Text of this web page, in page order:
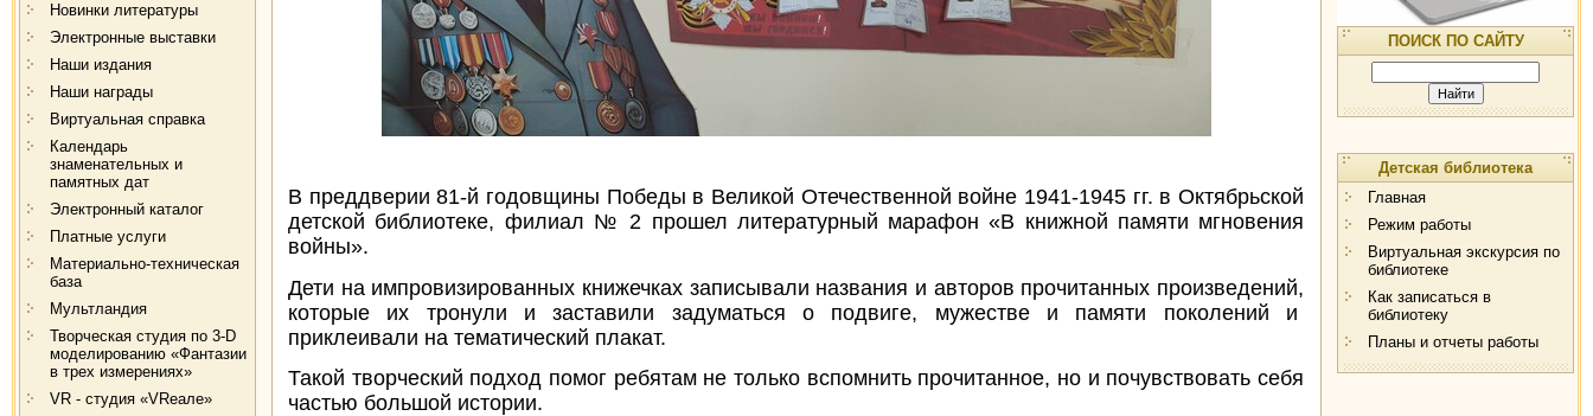
Новинки литературы
Электронные выставки
Наши издания
Наши награды
Виртуальная справка
Календарь
знаменательных и
памятных дат
Электронный каталог
Платные услуги
Материально-техническая
база
Мультландия
Творческая студия по 3-D
моделированию «Фантазии
в трех измерениях»
VR - студия «VRеале»
В преддверии 81-й годовщины Победы в Великой Отечественной войне 1941-1945 гг. в Октябрьской
детской библиотеке, филиал № 2 прошел литературный марафон «В книжной памяти мгновения
войны».
Дети на импровизированных книжечках записывали названия и авторов прочитанных произведений,
которые их тронули и заставили задуматься о подвиге, мужестве и памяти поколений и
приклеивали на тематический плакат.
Такой творческий подход помог ребятам не только вспомнить прочитанное, но и почувствовать себя
частью большой истории.
ПОИСК ПО САЙТУ
Детская библиотека
Главная
Режим работы
Виртуальная экскурсия по
библиотеке
Как записаться в
библиотеку
Планы и отчеты работы